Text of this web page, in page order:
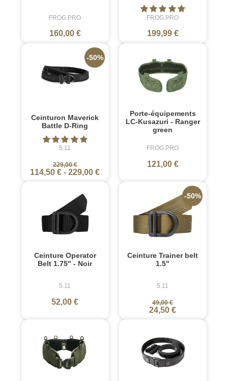
FROG.PRO
160,00 €
FROG.PRO
199,99 €
Ceinturon Maverick
Battle D-Ring
5.11
229,00 €
114,50 € -229,00 €
-50%
Porte-équipements
LC-Kusazuri - Ranger
green
FROG.PRO
121,00 €
Ceinture Operator
Belt 1.75" - Noir
5.11
52,00 €
Ceinture Trainer belt
1.5"
5.11
49,00 €
24,50 €
-50%